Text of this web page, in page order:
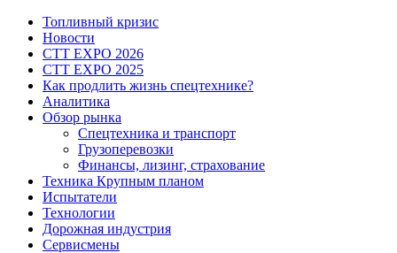
Топливный кризис
Новости
CTT EXPO 2026
CTT EXPO 2025
Как продлить жизнь спецтехнике?
Аналитика
Обзор рынка
Спецтехника и транспорт
Грузоперевозки
Финансы, лизинг, страхование
Техника Крупным планом
Испытатели
Технологии
Дорожная индустрия
Сервисмены